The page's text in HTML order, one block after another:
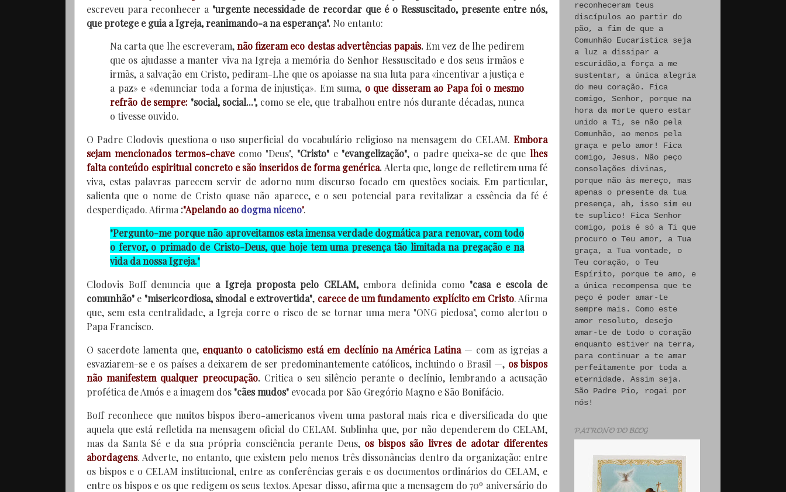
escreveu para reconhecer a "urgente necessidade de recordar que é o Ressuscitado, presente entre nós,
que protege e guia a Igreja, reanimando-a na esperança". No entanto:
Na carta que lhe escreveram,não fizeram eco destas advertências papais. Em vez de lhe pedirem
que os ajudasse a manter viva na Igreja a memória do Senhor Ressuscitado e dos seus irmãos e
irmãs, a salvação em Cristo, pediram-Lhe que os apoiasse na sua luta para «incentivar a justiça e
a paz» e «denunciar toda a forma de injustiça». Em suma, o que disseram ao Papa foi o mesmo
refrão de sempre: "social, social...",como se ele, que trabalhou entre nós durante décadas, nunca
o tivesse ouvido.
O Padre Clodovis questiona o uso superficial do vocabulário religioso na mensagem do CELAM. Embora
sejam mencionados termos-chavecomo "Deus", "Cristo" e "evangelização", o padre queixa-se de quelhes
falta conteúdo espiritual concreto e são inseridos de forma genérica.Alerta que, longe de refletirem uma fé
viva, estas palavras parecem servir de adorno num discurso focado em questões sociais. Em particular,
salienta que o nome de Cristo quase não aparece, e o seu potencial para revitalizar a essência da fé é
desperdiçado. Afirma:"Apelando ao dogma niceno".
"Pergunto-me porque não aproveitamos esta imensa verdade dogmática para renovar, com todo
o fervor, o primado de Cristo-Deus, que hoje tem uma presença tão limitada na pregação e na
vida da nossa Igreja."
Clodovis Boff denuncia que a Igreja proposta pelo CELAM,embora definida como "casa e escola de
comunhão" e "misericordiosa, sinodal e extrovertida", carece de um fundamento explícito em Cristo. Afirma
que, sem esta centralidade, a Igreja corre o risco de se tornar uma mera "ONG piedosa", como alertou o
Papa Francisco.
O sacerdote lamenta que, enquanto o catolicismo está em declínio na América Latina— com as igrejas a
esvaziarem-se e os países a deixarem de ser predominantemente católicos, incluindo o Brasil —, os bispos
não manifestem qualquer preocupação. Critica o seu silêncio perante o declínio, lembrando a acusação
profética de Amós e a imagem dos "cães mudos" evocada por São Gregório Magno e São Bonifácio.
Boff reconhece que muitos bispos ibero-americanos vivem uma pastoral mais rica e diversificada do que
aquela que está refletida na mensagem oficial do CELAM. Sublinha que, por não dependerem do CELAM,
mas da Santa Sé e da sua própria consciência perante Deus, os bispos são livres de adotar diferentes
abordagens. Adverte, no entanto, que existem pelo menos três dissonâncias dentro da organização: entre
os bispos e o CELAM institucional, entre as conferências gerais e os documentos ordinários do CELAM, e
entre os bispos e os que redigem os seus textos. Apesar disso, afirma que a mensagem do 70º aniversário do
reconheceram teus
discípulos ao partir do
pão, a fim de que a
Comunhão Eucarística seja
a luz a dissipar a
escuridão,a força a me
sustentar, a única alegria
do meu coração. Fica
comigo, Senhor, porque na
hora da morte quero estar
unido a Ti, se não pela
Comunhão, ao menos pela
graça e pelo amor! Fica
comigo, Jesus. Não peço
consolações divinas,
porque não às mereço, mas
apenas o presente da tua
presença, ah, isso sim eu
te suplico! Fica Senhor
comigo, pois é só a Ti que
procuro o Teu amor, a Tua
graça, a Tua vontade, o
Teu coração, o Teu
Espírito, porque te amo, e
a única recompensa que te
peço é poder amar-te
sempre mais. Como este
amor resoluto, desejo
amar-te de todo o coração
enquanto estiver na terra,
para continuar a te amar
perfeitamente por toda a
eternidade. Assim seja.
São Padre Pio, rogai por
nós!
𝓟𝓐𝓣𝓡𝓞𝓝𝓞 𝓓𝓞 𝓑𝓛𝓞𝓖